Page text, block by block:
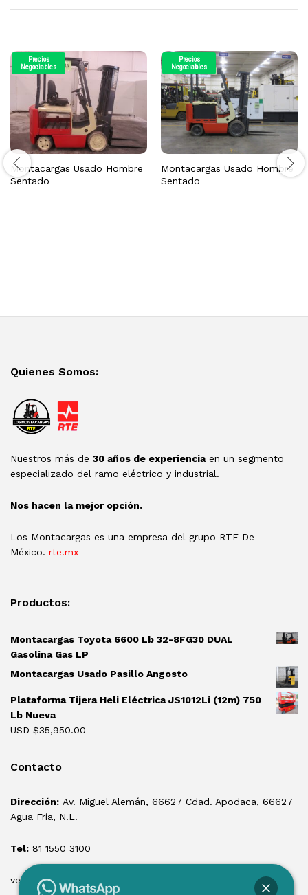
Precios
Negociables
Montacargas Usado Hombre
Sentado
Precios
Negociables
Montacargas Usado Hombre
Sentado
Quienes Somos:
Nuestros más de 30 años de experienciaen un segmento
especializado del ramo eléctrico y industrial.
Nos hacen la mejor opción.
Los Montacargas es una empresa del grupo RTE De
México. rte.mx
Productos:
Montacargas Toyota 6600 Lb 32-8FG30 DUAL
Gasolina Gas LP
Montacargas Usado Pasillo Angosto
Plataforma Tijera Heli Eléctrica JS1012Li (12m) 750
Lb Nueva
USD $35,950.00
Contacto
Dirección: Av. Miguel Alemán, 66627 Cdad. Apodaca, 66627
Agua Fría, N.L.
Tel: 81 1550 3100
ventas@losmontacargas.mx